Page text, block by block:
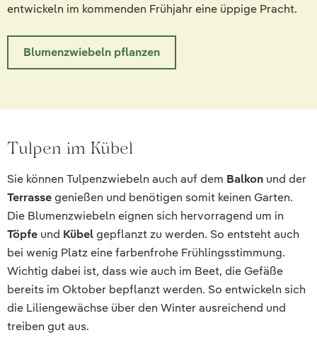
entwickeln im kommenden Frühjahr eine üppige Pracht.
Blumenzwiebeln pflanzen
Tulpen im Kübel
Sie können Tulpenzwiebeln auch auf dem Balkon und der
Terrassegenießen und benötigen somit keinen Garten.
Die Blumenzwiebeln eignen sich hervorragend um in
Töpfe und Kübelgepflanzt zu werden. So entsteht auch
bei wenig Platz eine farbenfrohe Frühlingsstimmung.
Wichtig dabei ist, dass wie auch im Beet, die Gefäße
bereits im Oktober bepflanzt werden. So entwickeln sich
die Liliengewächse über den Winter ausreichend und
treiben gut aus.